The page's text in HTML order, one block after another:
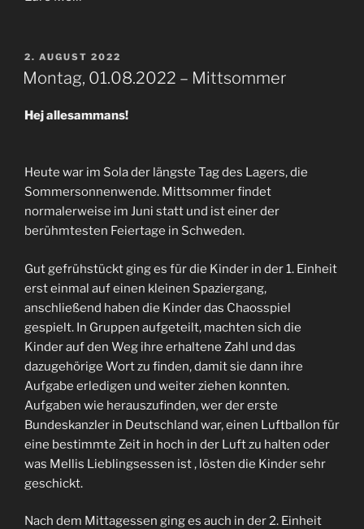
VERÖFFENTLICHT
AM
2. AUGUST 2022
Montag, 01.08.2022 – Mittsommer
Hej allesammans!
Heute war im Sola der längste Tag des Lagers, die
Sommersonnenwende. Mittsommer findet
normalerweise im Juni statt und ist einer der
berühmtesten Feiertage in Schweden.
Gut gefrühstückt ging es für die Kinder in der 1. Einheit
erst einmal auf einen kleinen Spaziergang,
anschließend haben die Kinder das Chaosspiel
gespielt. In Gruppen aufgeteilt, machten sich die
Kinder auf den Weg ihre erhaltene Zahl und das
dazugehörige Wort zu finden, damit sie dann ihre
Aufgabe erledigen und weiter ziehen konnten.
Aufgaben wie herauszufinden, wer der erste
Bundeskanzler in Deutschland war, einen Luftballon für
eine bestimmte Zeit in hoch in der Luft zu halten oder
was Mellis Lieblingsessen ist , lösten die Kinder sehr
geschickt.
Nach dem Mittagessen ging es auch in der 2. Einheit